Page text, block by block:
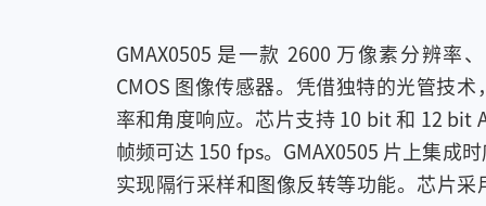
GMAX0505 是一款 2600 万像素分辨率
CMOS 图像传感器。凭借独特的光管技
率和角度响应。芯片支持 10 bit 和 12 bit
帧频可达 150 fps。GMAX0505 片上集成
实现隔行采样和图像反转等功能。芯片